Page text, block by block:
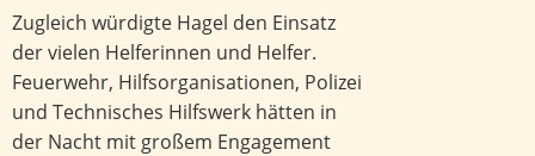
Zugleich würdigte Hagel den Einsatz
der vielen Helferinnen und Helfer.
Feuerwehr, Hilfsorganisationen, Polizei
und Technisches Hilfswerk hätten in
der Nacht mit großem Engagement